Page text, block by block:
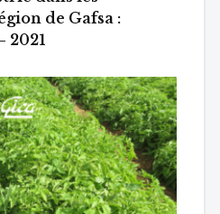
de Gafsa :
2021